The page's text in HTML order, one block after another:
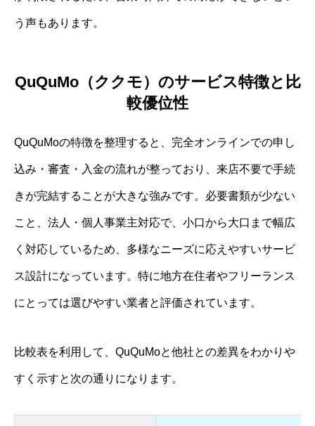
う声もあります。
QuQuMo（ククモ）のサービス特徴と比
較優位性
QuQuMoの特徴を整理すると、完全オンラインでの申し
込み・審査・入金の流れが整っており、来店不要で手続
きが完結することが大きな強みです。必要書類が少ない
こと、法人・個人事業主対応で、小口から大口まで幅広
く対応しているため、多様なニーズに応えやすいサービ
ス設計になっています。特に地方在住者やフリーランス
にとっては選びやすい業者と評価されています。
比較表を利用して、QuQuMoと他社との差異をわかりや
すく示すと次の通りになります。